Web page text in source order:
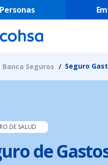
Personas
Banca Seguros Seguro
DE SALUD
de